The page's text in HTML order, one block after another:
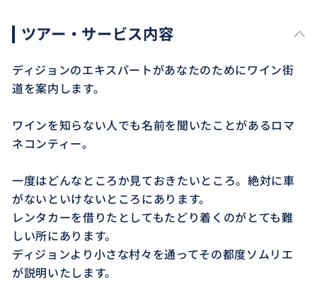
ツアー・サービス内容
ディジョンのエキスパートがあなたのためにワイン街
道を案内します。
ワインを知らない人でも名前を聞いたことがあるロマ
ネコンティー。
一度はどんなところか見ておきたいところ。絶対に車
がないといけないところにあります。
レンタカーを借りたとしてもたどり着くのがとても難
しい所にあります。
ディジョンより小さな村々を通ってその都度ソムリエ
が説明いたします。